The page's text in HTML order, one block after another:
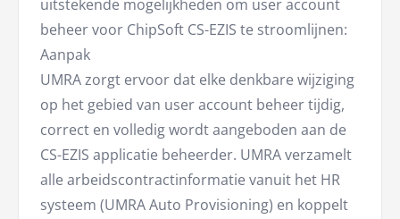
uitstekende mogelijkheden om user account
beheer voor ChipSoft CS-EZIS te stroomlijnen:
Aanpak
UMRA zorgt ervoor dat elke denkbare wijziging
op het gebied van user account beheer tijdig,
correct en volledig wordt aangeboden aan de
CS-EZIS applicatie beheerder. UMRA verzamelt
alle arbeidscontractinformatie vanuit het HR
systeem (UMRA Auto Provisioning) en koppelt